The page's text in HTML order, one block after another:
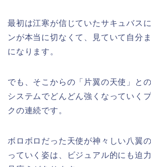
最初は江寒が信じていたサキュバス
ンが本当に切なくて、見ていて自分
になります。
でも、そこからの「片翼の天使」と
システムでどんどん強くなっていく
クの連続です。
ボロボロだった天使が神々しい八翼
っていく姿は、ビジュアル的にも迫